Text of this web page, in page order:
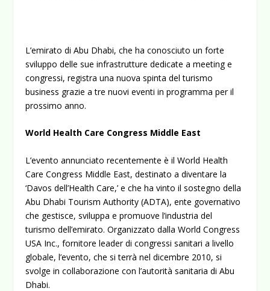
L’emirato di Abu Dhabi, che ha conosciuto un forte
sviluppo delle sue infrastrutture dedicate a meeting e
congressi, registra una nuova spinta delturismo
business grazie a tre nuovi eventi in programma per il
prossimo anno.
World Health Care Congress Middle East
L’evento annunciato recentemente è il World Health
Care Congress Middle East, destinato a diventare la
‘Davos dell’Health Care,’ e che ha vinto il sostegno della
Abu Dhabi Tourism Authority (ADTA), ente governativo
che gestisce, sviluppa e promuove l’industria del
turismo dell’emirato. Organizzato dalla World Congress
USA Inc., fornitore leader di congressi sanitari a livello
globale, l’evento, che si terrà nel dicembre 2010, si
svolge in collaborazione con l’autorità sanitaria di Abu
Dhabi.